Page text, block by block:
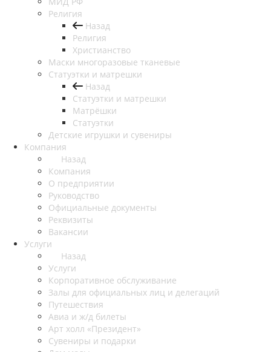
Религия
Назад
Религия
Христианство
Маски многоразовые тканевые
Статуэтки и матрешки
Назад
Статуэтки и матрешки
Матрёшки
Статуэтки
Детские игрушки и сувениры
Компания
Назад
Компания
О предприятии
Руководство
Официальные документы
Реквизиты
Вакансии
Услуги
Назад
Услуги
Корпоративное обслуживание
Залы для официальных лиц и делегаций
Путешествия
Авиа и ж/д билеты
Арт холл «Президент»
Сувениры и подарки